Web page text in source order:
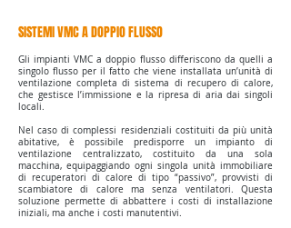
SISTEMI VMC A DOPPIO FLUSSO
Gli impianti VMC a doppio flusso differiscono da quelli a
singolo flusso per il fatto che viene installata un’unità di
ventilazione completa di sistema di recupero di calore,
che gestisce l’immissione e la ripresa di aria dai singoli
locali.
Nel caso di complessi residenziali costituiti da più unità
abitative, è possibile predisporre un impianto di
ventilazione centralizzato, costituito da una sola
macchina, equipaggiando ogni singola unità immobiliare
di recuperatori di calore di tipo “passivo”, provvisti di
scambiatore di calore ma senza ventilatori. Questa
soluzione permette di abbattere i costi di installazione
iniziali, ma anche i costi manutentivi.